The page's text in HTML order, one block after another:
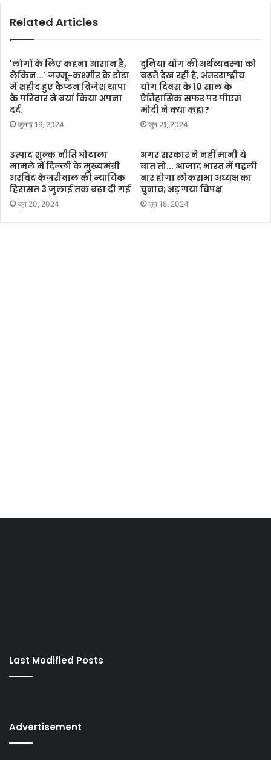
Related Articles
'लोगों के लिए कहना आसान है,
लेकिन...' जम्मू-कश्मीर के डोडा
में शहीद हुए कैप्टन ब्रिजेश थापा
के परिवार ने बयां किया अपना
दर्द.
जुलाई 16, 2024
दुनिया योग की अर्थव्यवस्था को
बढ़ते देख रही है, अंतरराष्ट्रीय
योग दिवस के 10 साल के
ऐतिहासिक सफर पर पीएम
मोदी ने क्या कहा?
जून 21, 2024
उत्पाद शुल्क नीति घोटाला
मामले में दिल्ली के मुख्यमंत्री
अरविंद केजरीवाल की न्यायिक
हिरासत 3 जुलाई तक बढ़ा दी गई
जून 20, 2024
अगर सरकार ने नहीं मानी ये
बात तो... आजाद भारत में पहली
बार होगा लोकसभा अध्यक्ष का
चुनाव; अड़ गया विपक्ष
जून 18, 2024
Last Modified Posts
Advertisement